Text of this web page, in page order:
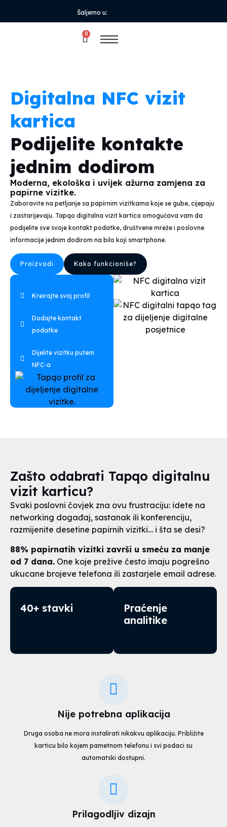
Šaljemo u:
0
Digitalna NFC vizit
kartica
Podijelite kontakte
jednim dodirom
Moderna, ekološka i uvijek ažurna zamjena za
papirne vizitke.
Zaboravite na petljanje sa papirnim vizitkama koje se gube, cijepaju
i zastarijevaju. Tapqo digitalna vizit kartica omogućava vam da
podijelite sve svoje kontakt podatke, društvene mreže i poslovne
informacije jednim dodirom na bilo koji smartphone.
Proizvodi Kako funkcioniše?
Kreirajte svoj profil
Dodajte kontakt
podatke
Dijelite vizitku putem
NFC-a
Zašto odabrati Tapqo digitalnu
vizit karticu?
Svaki poslovni čovjek zna ovu frustraciju: idete na
networking događaj, sastanak ili konferenciju,
razmijenite desetine papirnih vizitki… i šta se desi?
88% papirnatih vizitki završi u smeću za manje
od 7 dana. One koje prežive često imaju pogrešno
ukucane brojeve telefona ili zastarjele email adrese.
40+ stavki
Praćenje
analitike
Nije potrebna aplikacija
Druga osoba ne mora instalirati nikakvu aplikaciju. Približite
karticu bilo kojem pametnom telefonu i svi podaci su
automatski dostupni.
Prilagodljiv dizajn